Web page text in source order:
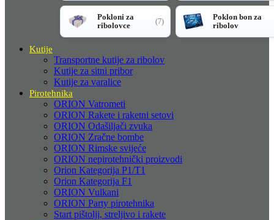
Pokloni za
ribolovce
(7)
Poklon bon za
ribolov
Kutije
Transportne kutije za ribolov
Kutije za sitni pribor
Kutije za varalice
Pirotehnika
ORION Vatrometi
ORION Rakete i raketni setovi
ORION Odašiljači zvuka
ORION Zračne bombe
ORION Rimske svijeće
ORION nepirotehnički proizvodi
Orion Kategorija P1/T1
Orion Kategorija F1
ORION Vulkani
ORION Party pirotehnika
Start pištolji, streljivo i rakete